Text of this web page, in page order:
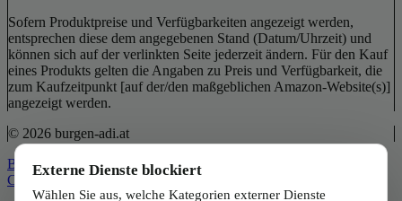
Sofern Produktpreise und Verfügbarkeiten angezeigt werden,
entsprechen diese dem angegebenen Stand (Datum/Uhrzeit) und
können sich auf der verlinkten Seite jederzeit ändern. Für den Kauf
eines Produkts gelten die Angaben zu Preis und Verfügbarkeit, die
zum Kaufzeitpunkt [auf der/den maßgeblichen Amazon-Website(s)]
angezeigt werden.
© 2026 burgen-adi.at
Back to Top
Close
Externe Dienste blockiert
Wählen Sie aus, welche Kategorien externer Dienste